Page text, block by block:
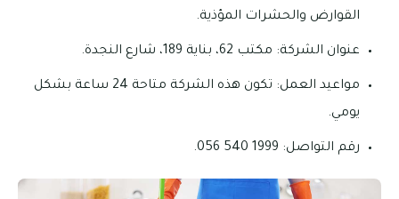
القوارض والحشرات المؤذية.
عنوان الشركة: مكتب 62، بناية 189، شارع النجدة.
مواعيد العمل: تكون هذه الشركة متاحة 24 ساعة بشكل
يومي.
رقم التواصل: 1999 540 056.